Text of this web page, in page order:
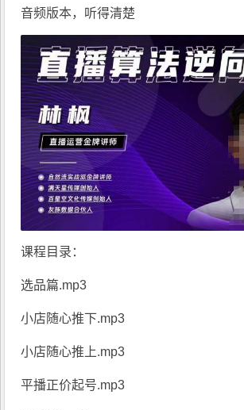
音频版本，听得清楚
课程目录：
选品篇.mp3
小店随心推下.mp3
小店随心推上.mp3
平播正价起号.mp3